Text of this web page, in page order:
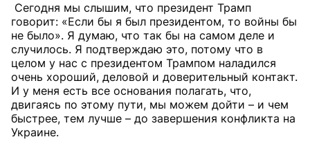
Сегодня мы слышим, что президент Трамп
говорит: «Если бы я был президентом, то войны бы
не было». Я думаю, что так бы на самом деле и
случилось. Я подтверждаю это, потому что в
целом у нас с президентом Трампом наладился
очень хороший, деловой и доверительный контакт.
И у меня есть все основания полагать, что,
двигаясь по этому пути, мы можем дойти – и чем
быстрее, тем лучше – до завершения конфликта на
Украине.